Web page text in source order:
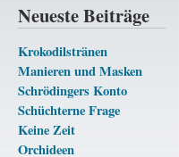
Neueste Beiträge
Krokodilstränen
Manieren und Masken
Schrödingers Konto
Schüchterne Frage
Keine Zeit
Orchideen